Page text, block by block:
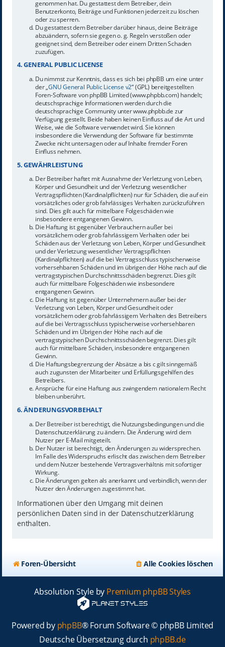
genommen hat. Du gestattest dem Betreiber, dein
Benutzerkonto, Beiträge und Funktionen jederzeit zu löschen
oder zu sperren.
Du gestattest dem Betreiber darüber hinaus, deine Beiträge
abzuändern, sofern sie gegen o. g. Regeln verstoßen oder
geeignet sind, dem Betreiber oder einem Dritten Schaden
zuzufügen.
4. GENERAL PUBLIC LICENSE
Du nimmst zur Kenntnis, dass es sich bei phpBB um eine unter
der „GNU General Public License v2“ (GPL) bereitgestellten
Foren-Software von phpBB Limited (www.phpbb.com) handelt;
deutschsprachige Informationen werden durch die
deutschsprachige Community unter www.phpbb.de zur
Verfügung gestellt. Beide haben keinen Einfluss auf die Art und
Weise, wie die Software verwendet wird. Sie können
insbesondere die Verwendung der Software für bestimmte
Zwecke nicht untersagen oder auf Inhalte fremder Foren
Einfluss nehmen.
5. GEWÄHRLEISTUNG
Der Betreiber haftet mit Ausnahme der Verletzung von Leben,
Körper und Gesundheit und der Verletzung wesentlicher
Vertragspflichten (Kardinalpflichten) nur für Schäden, die auf ein
vorsätzliches oder grob fahrlässiges Verhalten zurückzuführen
sind. Dies gilt auch für mittelbare Folgeschäden wie
insbesondere entgangenen Gewinn.
Die Haftung ist gegenüber Verbrauchern außer bei
vorsätzlichem oder grob fahrlässigem Verhalten oder bei
Schäden aus der Verletzung von Leben, Körper und Gesundheit
und der Verletzung wesentlicher Vertragspflichten
(Kardinalpflichten) auf die bei Vertragsschluss typischerweise
vorhersehbaren Schäden und im übrigen der Höhe nach auf die
vertragstypischen Durchschnittsschäden begrenzt. Dies gilt
auch für mittelbare Folgeschäden wie insbesondere
entgangenen Gewinn.
Die Haftung ist gegenüber Unternehmern außer bei der
Verletzung von Leben, Körper und Gesundheit oder
vorsätzlichem oder grob fahrlässigem Verhalten des Betreibers
auf die bei Vertragsschluss typischerweise vorhersehbaren
Schäden und im Übrigen der Höhe nach auf die
vertragstypischen Durchschnittsschäden begrenzt. Dies gilt
auch für mittelbare Schäden, insbesondere entgangenen
Gewinn.
Die Haftungsbegrenzung der Absätze a bis c gilt sinngemäß
auch zugunsten der Mitarbeiter und Erfüllungsgehilfen des
Betreibers.
Ansprüche für eine Haftung aus zwingendem nationalem Recht
bleiben unberührt.
6. ÄNDERUNGSVORBEHALT
Der Betreiber ist berechtigt, die Nutzungsbedingungen und die
Datenschutzerklärung zu ändern. Die Änderung wird dem
Nutzer per E-Mail mitgeteilt.
Der Nutzer ist berechtigt, den Änderungen zu widersprechen.
Im Falle des Widerspruchs erlischt das zwischen dem Betreiber
und dem Nutzer bestehende Vertragsverhältnis mit sofortiger
Wirkung.
Die Änderungen gelten als anerkannt und verbindlich, wenn der
Nutzer den Änderungen zugestimmt hat.
Informationen über den Umgang mit deinen
persönlichen Daten sind in der Datenschutzerklärung
enthalten.
Foren-Übersicht Alle Cookies löschen
Absolution Style by Premium phpBB Styles
Powered by phpBB® Forum Software © phpBB Limited
Deutsche Übersetzung durch phpBB.de